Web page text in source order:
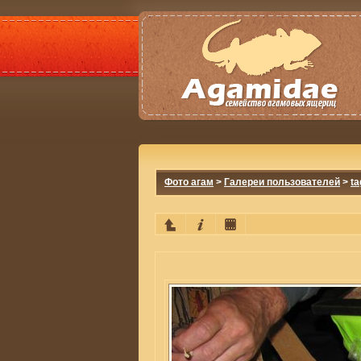
Фото агам > Галереи пользователей >